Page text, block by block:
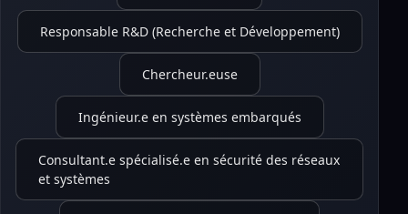
Responsable R&D (Recherche et Développement)
Chercheur.euse
Ingénieur.e en systèmes embarqués
Consultant.e spécialisé.e en sécurité des réseaux
et systèmes